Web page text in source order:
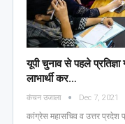
यूपी चुनाव से पहले
लाभार्थी कर…
कंचन उजाला Dec 7, 2021
कांग्रेस महासचिव व उत्तर प्रदेश